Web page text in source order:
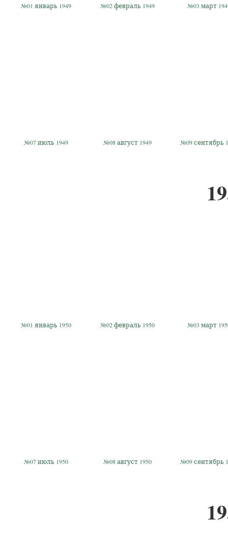
№01 январь 1949 №02 февраль 1949 №03 март
№07 июль 1949 №08 август 1949 №09 сентябрь
№01 январь 1950 №02 февраль 1950 №03 март
№07 июль 1950 №08 август 1950 №09 сентябрь